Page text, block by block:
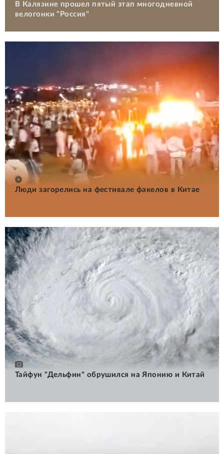
В Калязине прошел пятый этап многодневной
велогонки "Россия"
Люди загорелись на фестивале факелов в Китае
Тайфун "Дельфин" обрушился на Японию и Китай